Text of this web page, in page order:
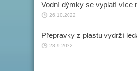
Vodní dýmky se vyplatí více
26.10.2022
Přepravky z plastu vydrží
28.9.2022